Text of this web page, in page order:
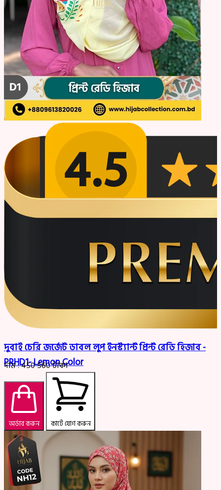
দুবাই চেরি জর্জেট ডাবল লুপ ইনস্ট্যান্ট প্রিন্ট রেডি হিজাব -
PRHD1- Lemon Color
দাম :450560টাকা
অর্ডার করুন কার্টে যোগ করুন